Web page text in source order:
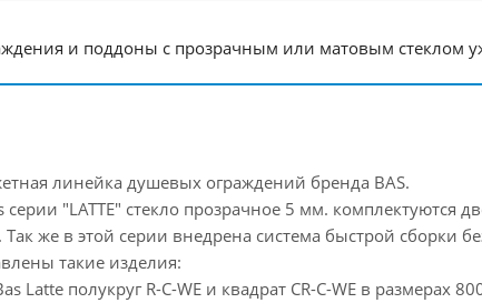
и поддоны с прозрачным или матовым стеклом
линейка душевых ограждений бренда BAS.
"LATTE" стекло прозрачное 5 мм.
же в этой серии внедрена система быстрой сборки
такие изделия:
Latte полукруг R-C-WE и квадрат CR-C-WE в